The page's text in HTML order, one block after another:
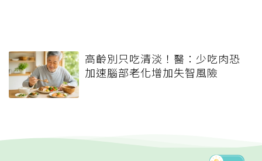
高齡別只吃清淡！醫：少吃肉恐
加速腦部老化增加失智風險